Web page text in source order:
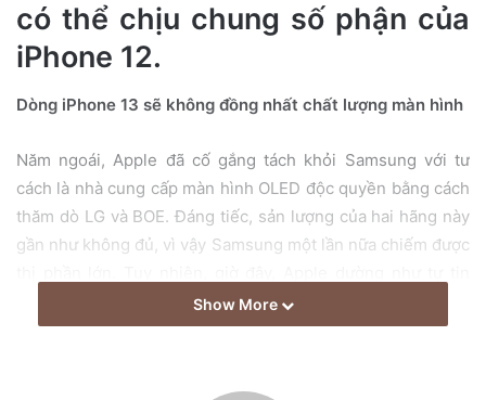
có thể chịu chung số phận của
iPhone 12.
Dòng iPhone 13 sẽ không đồng nhất chất lượng màn hình
Năm ngoái, Apple đã cố gắng tách khỏi Samsung với tư
cách là nhà cung cấp màn hình OLED độc quyền bằng cách
thăm dò LG và BOE. Đáng tiếc, sản lượng của hai hãng này
gần như không đủ, vì vậy Samsung một lần nữa chiếm được
rằng LG cuối cùng đã hoàn thành nhiệm vụ và đã đặt hàng
hơn 20 triệu màn hình iPhone 12 / iPhone 12 Pro 6,1 inch từ
Show More